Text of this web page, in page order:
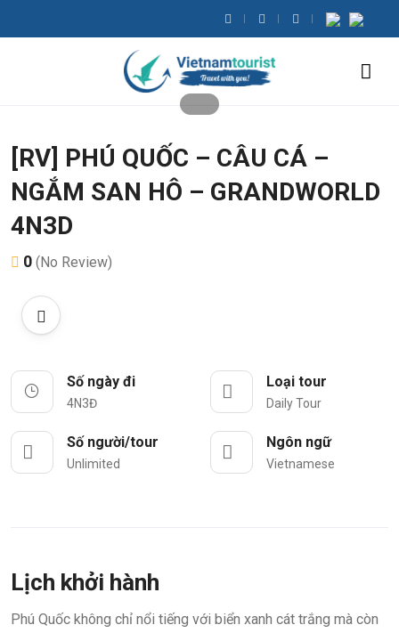
[RV] PHÚ QUỐC – CÂU CÁ –
NGẮM SAN HÔ – GRANDWORLD
4N3D
0 (No Review)
Số ngày đi
4N3Đ
Loại tour
Daily Tour
Số người/tour
Unlimited
Ngôn ngữ
Vietnamese
Lịch khởi hành
Phú Quốc không chỉ nổi tiếng với biển xanh cát trắng mà còn